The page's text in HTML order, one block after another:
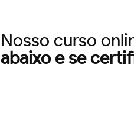
Nosso curso
abaixo e se